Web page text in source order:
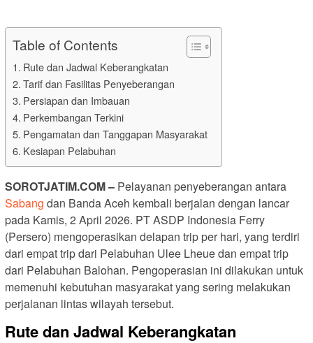
Table of Contents
Rute dan Jadwal Keberangkatan
Tarif dan Fasilitas Penyeberangan
Persiapan dan Imbauan
Perkembangan Terkini
Pengamatan dan Tanggapan Masyarakat
Kesiapan Pelabuhan
SOROTJATIM.COM –
Sabang dan Banda Aceh kembali berjalan dengan lancar
pada Kamis, 2 April 2026. PT ASDP Indonesia Ferry
(Persero) mengoperasikan delapan trip per hari, yang terdiri
dari empat trip dari Pelabuhan Ulee Lheue dan empat trip
dari Pelabuhan Balohan. Pengoperasian ini dilakukan untuk
memenuhi kebutuhan masyarakat yang sering melakukan
perjalanan lintas wilayah tersebut.
Rute dan Jadwal Keberangkatan